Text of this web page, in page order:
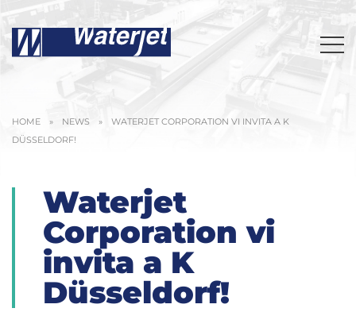
HOME » NEWS »
WATERJET CORPORATION VI INVITA A K
DÜSSELDORF!
Waterjet
Corporation vi
invita a K
Düsseldorf!